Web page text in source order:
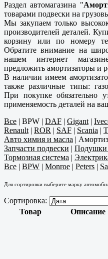
Раздел автомагазина "
товарами подвески на
Мы закупаем только
производителей деталей.
корзину или по номеру
Обратите внимание на
нашем интернет
предложить амортизаторы и
В наличии имеем
также различные типы:
При покупке обязательно
применяемость деталей на
Все | BPW | DAF | Gigant |
Renault | ROR | SAF | Scania |
Авто химия и масла |
Запчасти подвески | Подушки
Тормозная система |
Все | BPW | Monroe | Peters |
Для сортировки выберите марку
Сортировка:
Товар
Описание